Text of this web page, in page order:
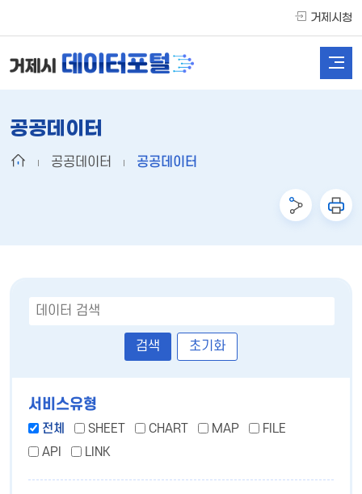
거제시청
공공데이터
공공데이터 공공데이터
초기화
서비스유형
전체 SHEET CHART MAP
FILE
API
LINK